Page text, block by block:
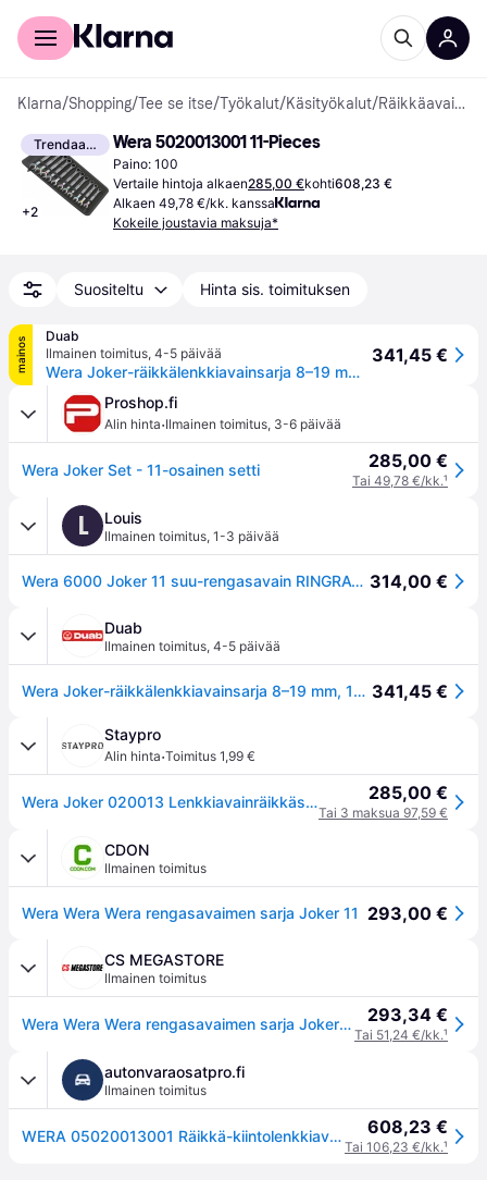
Kuluttajille
Klarna/Shopping/Tee se itse/Työkalut/Käsityökalut/ Räikkäavaimet
Trendaava
+2
Wera 5020013001 11-Pieces
Paino: 100
Vertaile hintoja alkaen285,00 €kohti608,23 €
Alkaen 49,78 €/kk. kanssa
Kokeile joustavia maksuja*
Suositeltu Hinta sis. toimituksen
mainos
Duab
Ilmainen toimitus, 4-5 päivää
Wera Joker-räikkälenkkiavainsarja 8–19 mm, 11 osaa
341,45 €
Proshop.fi
Alin hinta·Ilmainen toimitus, 3-6 päivää
Wera Joker Set - 11-osainen setti 285,00 €
Tai 49,78 €/kk.¹
L Louis
Ilmainen toimitus, 1-3 päivää
Wera 6000 Joker 11 suu-rengasavain RINGRATSCHENSCHLÜSSELSATZ 314,00 €
Duab
Ilmainen toimitus, 4-5 päivää
Wera Joker-räikkälenkkiavainsarja 8–19 mm, 11 osaa 341,45 €
Staypro
Alin hinta·Toimitus 1,99 €
Wera Joker 020013 Lenkkiavainräikkäsarja 11-osainen, Käsityökalut 285,00 €
Tai 3 maksua 97,59 €
CDON
Ilmainen toimitus
Wera Wera Wera rengasavaimen sarja Joker 11 293,00 €
CS MEGASTORE
Ilmainen toimitus
Wera Wera Wera rengasavaimen sarja Joker 11 293,34 €
Tai 51,24 €/kk.¹
autonvaraosatpro.fi
Ilmainen toimitus
WERA 05020013001 Räikkä-kiintolenkkiavainsarja 608,23 €
Tai 106,23 €/kk.¹